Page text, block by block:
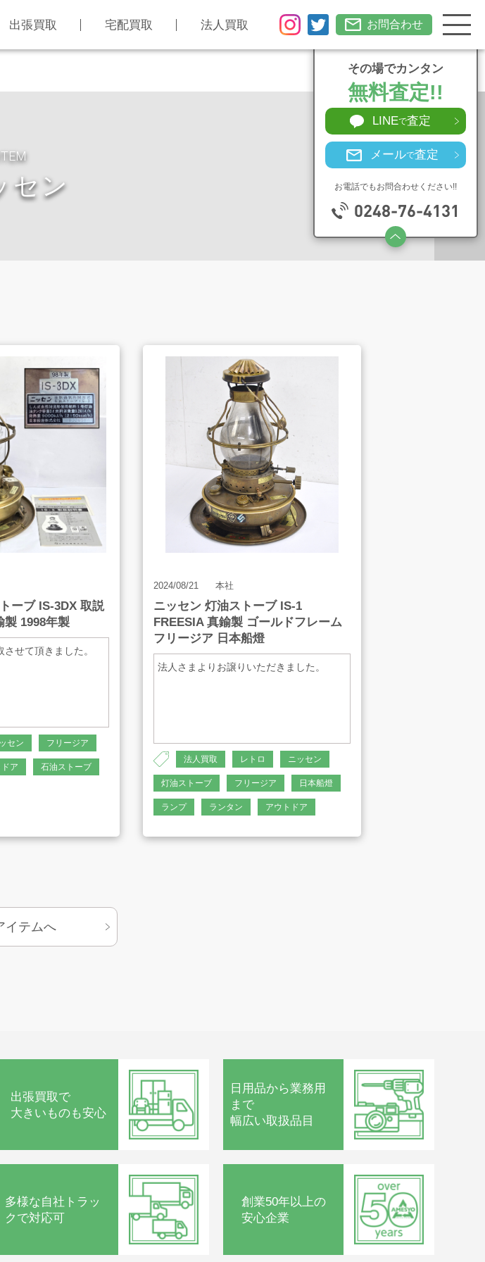
出張買取 宅配買取 法人買取 お問合わせ
スタッフインタビュー
会社案内
アート工芸事業部/アメプ
リ！
その場でカンタン
無料査定!!
LINEで査定
メールで査定
お電話でもお問合わせください!!
0248-76-4131
セン
ーブ IS-3DX 取説
製 1998年製
せて頂きました。
セン フリージア
ア 石油ストーブ
2024/08/21 本社
ニッセン 灯油ストーブ IS-1
FREESIA 真鍮製 ゴールドフレーム
フリージア 日本船燈
法人さまよりお譲りいただきました。
法人買取 レトロ ニッセン
灯油ストーブ フリージア 日本船燈
ランプ ランタン アウトドア
イテムへ
出張買取で
大きいものも安心
日用品から業務用
まで
幅広い取扱品目
多様な自社トラッ
クで対応可
創業50年以上の
安心企業